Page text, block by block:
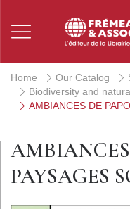
Home Our Catalog
Biodiversity and
AMBIANCES DE
PAYSAGES